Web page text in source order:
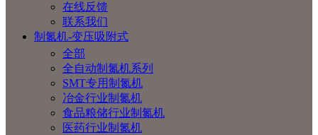
在线反馈
联系我们
制氮机-变压吸附式
全部
全自动制氮机系列
SMT专用制氮机
冶金行业制氮机
食品粮储行业制氮机
医药行业制氮机